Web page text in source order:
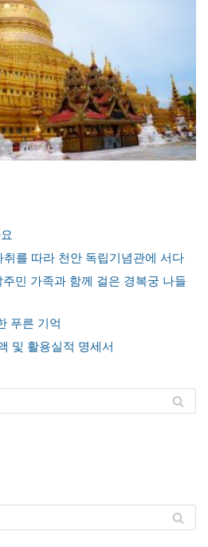
를 따라 천안 독립기념관에 서다
주민 가족과 함께 걸은 경복궁 나들
푸른 기억
및 활용실적 명세서